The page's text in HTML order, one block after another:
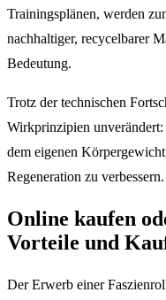
Trainingsplänen, werden
nachhaltiger, recycelbarer
Bedeutung.
Trotz der technischen
Wirkprinzipien
dem eigenen
Regeneration zu verbessern.
Online kaufen
Vorteile und
Der Erwerb einer